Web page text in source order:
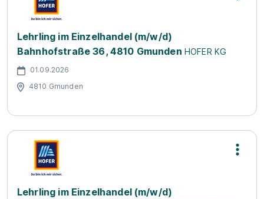
Lehrling im Einzelhandel (m/w/d)
Bahnhofstraße 36, 4810 Gmunden HOFER KG
01.09.2026
4810 Gmunden
Lehrling im Einzelhandel (m/w/d)